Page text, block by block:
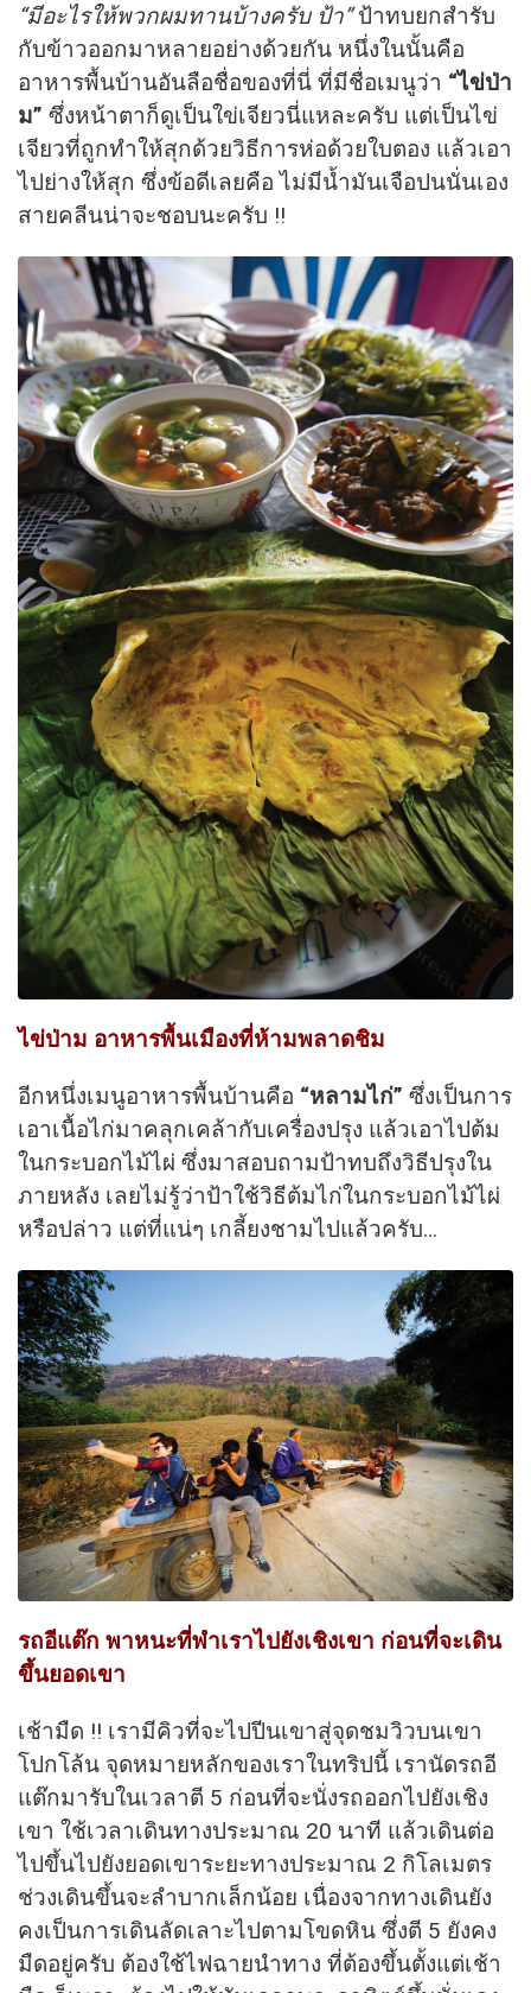
“มีอะไรให้พวกผมทานบ้างครับ ป้า”ป้าทบยกสำรับ
กับข้าวออกมาหลายอย่างด้วยกัน หนึ่งในนั้นคือ
อาหารพื้นบ้านอันลือชื่อของที่นี่ ที่มีชื่อเมนูว่า “ไข่ป่า
ม” ซึ่งหน้าตาก็ดูเป็นใข่เจียวนี่แหละครับ แต่เป็นไข่
เจียวที่ถูกทำให้สุกด้วยวิธีการห่อด้วยใบตอง แล้วเอา
ไปย่างให้สุก ซึ่งข้อดีเลยคือ ไม่มีนํ้ามันเจือปนนั่นเอง
สายคลีนน่าจะชอบนะครับ !!
ไข่ป่าม อาหารพื้นเมืองที่ห้ามพลาดชิม
อีกหนึ่งเมนูอาหารพื้นบ้านคือ “หลามไก่” ซึ่งเป็นการ
เอาเนื้อไก่มาคลุกเคล้ากับเครื่องปรุง แล้วเอาไปต้ม
ในกระบอกไม้ไผ่ ซึ่งมาสอบถามป้าทบถึงวิธีปรุงใน
ภายหลัง เลยไม่รู้ว่าป้าใช้วิธีต้มไก่ในกระบอกไม้ไผ่
หรือปล่าว แต่ที่แน่ๆ เกลี้ยงชามไปแล้วครับ…
รถอีแต๊ก พาหนะที่พำเราไปยังเชิงเขา ก่อนที่จะเดิน
ขึ้นยอดเขา
เช้ามืด !! เรามีคิวที่จะไปปีนเขาสู่จุดชมวิวบนเขา
โปกโล้น จุดหมายหลักของเราในทริปนี้ เรานัดรถอี
แต๊กมารับในเวลาตี 5 ก่อนที่จะนั่งรถออกไปยังเชิง
เขา ใช้เวลาเดินทางประมาณ 20 นาที แล้วเดินต่อ
ไปขึ้นไปยังยอดเขาระยะทางประมาณ 2 กิโลเมตร
ช่วงเดินขึ้นจะลำบากเล็กน้อย เนื่องจากทางเดินยัง
คงเป็นการเดินลัดเลาะไปตามโขดหิน ซึ่งตี 5 ยังคง
มืดอยู่ครับ ต้องใช้ไฟฉายนำทาง ที่ต้องขึ้นตั้งแต่เช้า